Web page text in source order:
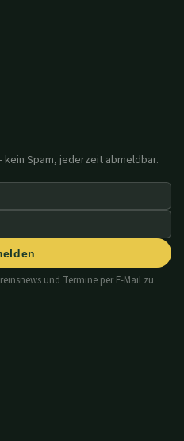
Spam, jederzeit abmeldbar.
und Termine per E-Mail zu